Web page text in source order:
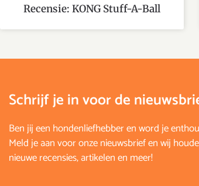
Recensie: KONG Stuff-A-Ball
Schrijf je in voor de
Ben jij een hondenliefhebber en word je
Meld je aan voor onze nieuwsbrief en wij
nieuwe recensies, artikelen en meer!